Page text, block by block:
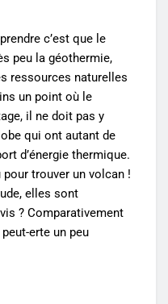
c’est que le
peu la géothermie,
ressources naturelles
un point où le
il ne doit pas y
qui ont autant de
d’énergie thermique.
trouver un volcan !
elles sont
? Comparativement
erte un peu